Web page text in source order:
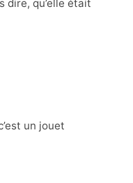
dire, qu’elle était
un jouet